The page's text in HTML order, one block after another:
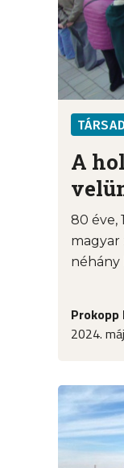
A
80 éve,
magyar
néhány
Prokopp
2024.